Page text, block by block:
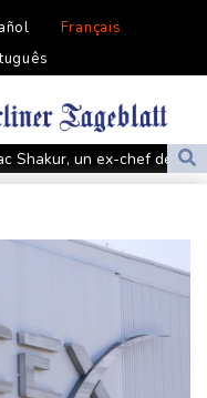
Français
Shakur, un ex-chef de
sur la Côte d'Azur
figure tutélaire de son
gagnant de la FDJ
Grande Boucle en